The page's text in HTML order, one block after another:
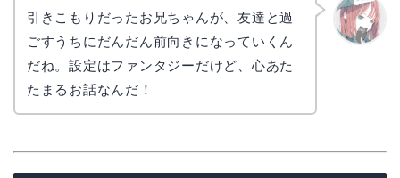
引きこもりだったお兄ちゃんが、友達と過
ごすうちにだんだん前向きになっていくん
だね。設定はファンタジーだけど、心あた
たまるお話なんだ！